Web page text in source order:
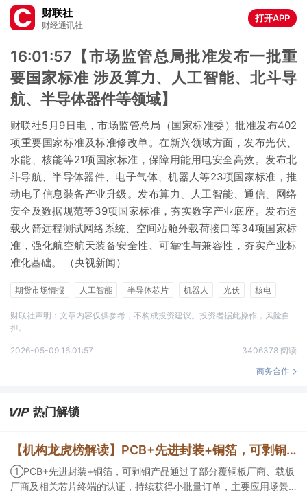
财联社
财经通讯社
打开APP
16:01:57【市场监管总局批准发布一批重
要国家标准 涉及算力、人工智能、北斗导
航、半导体器件等领域】
财联社5月9日电，市场监管总局（国家标准委）批准发布402
项重要国家标准及标准修改单。在新兴领域方面，发布光伏、
水能、核能等21项国家标准，保障用能用电安全高效。发布北
斗导航、半导体器件、电子气体、机器人等23项国家标准，推
动电子信息装备产业升级。发布算力、人工智能、通信、网络
安全及数据规范等39项国家标准，夯实数字产业底座。发布运
载火箭远程测试网络系统、空间站舱外载荷接口等34项国家标
准，强化航空航天装备安全性、可靠性与兼容性，夯实产业标
准化基础。 （央视新闻）
期货市场情报 人工智能 半导体芯片 机器人 光伏
核电
财联社声明：文章内容仅供参考，不构成投资建议。投资者据此操作，风险自
担。
2026-05-09 16:01:57
3406378 阅读
商务合作
热门解锁
【机构龙虎榜解读】PCB+先进封装+铜箔，可剥铜产品通过了部分覆铜板厂商、载板厂商及相关芯片终端的认证，持续获得小批量订单，主要应用场景包括芯片封装光模块用PCB，机构大额净买入这家公司
①PCB+先进封装+铜箔，可剥铜产品通过了部分覆铜板厂商、载板
厂商及相关芯片终端的认证，持续获得小批量订单，主要应用场景